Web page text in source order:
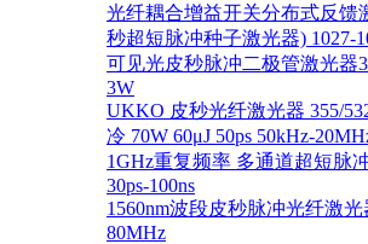
光纤耦合增益开关分布式反馈
秒超短脉冲种子激光器) 1027-
可见光皮秒脉冲二极管激光器
3W
UKKO 皮秒光纤激光器 355/
冷 70W 60μJ 50ps 50kHz-
1GHz重复频率 多通道超短脉
30ps-100ns
1560nm波段皮秒脉冲光纤激光
80MHz